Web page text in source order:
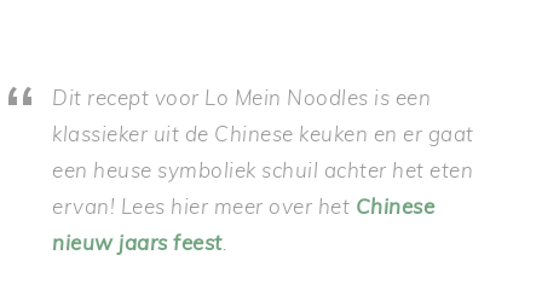
Dit recept voor Lo Mein Noodles is een
klassieker uit de Chinese keuken en er gaat
een heuse symboliek schuil achter het eten
ervan! Lees hier meer over het Chinese
nieuw jaars feest.